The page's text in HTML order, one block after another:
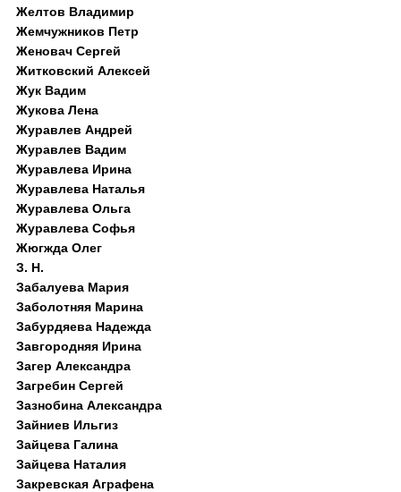
Желтов Владимир
Жемчужников Петр
Женовач Сергей
Житковский Алексей
Жук Вадим
Жукова Лена
Журавлев Андрей
Журавлев Вадим
Журавлева Ирина
Журавлева Наталья
Журавлева Ольга
Журавлева Софья
Жюгжда Олег
З. Н.
Забалуева Мария
Заболотняя Марина
Забурдяева Надежда
Завгородняя Ирина
Загер Александра
Загребин Сергей
Зазнобина Александра
Зайниев Ильгиз
Зайцева Галина
Зайцева Наталия
Закревская Аграфена